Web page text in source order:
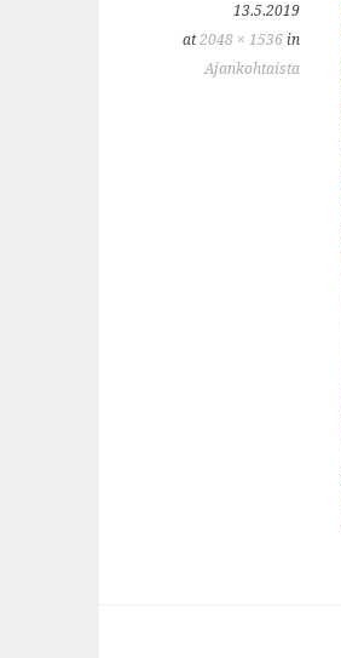
13.5.2019
at2048 × 1536 in
Ajankohtaista